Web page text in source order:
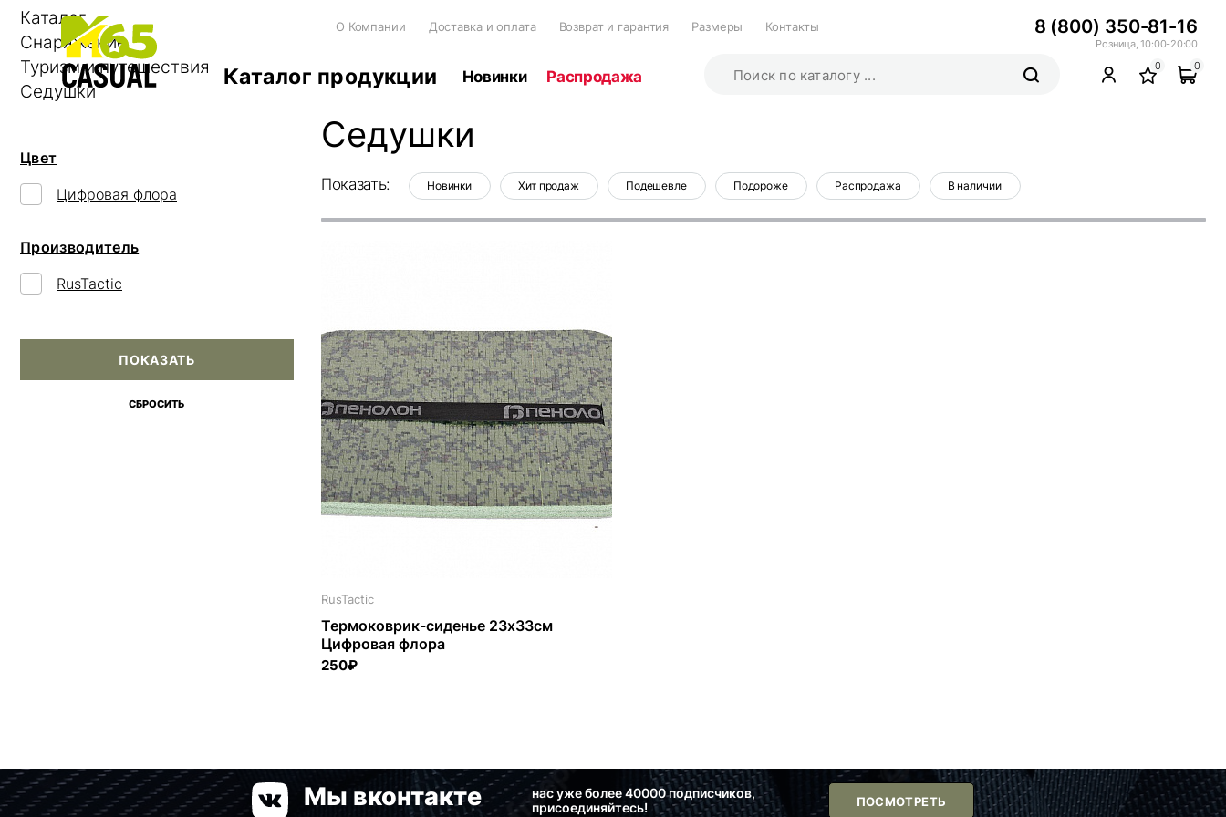
0 0
Каталог продукции Новинки Распродажа
О Компании Доставка и оплата Возврат и гарантия Размеры Контакты 8 (800) 350-81-16
Розница, 10:00-20:00
Каталог
Снаряжение
Туризм и путешествия
Седушки
Цвет
Цифровая флора
Производитель
RusTactic
Седушки
Показать: Новинки Хит продаж Подешевле Подороже Распродажа В наличии
RusTactic
Термоковрик-сиденье 23х33см
Цифровая флора
250₽
Мы вконтакте
нас уже более 40000 подписчиков,
присоединяйтесь!
ПОСМОТРЕТЬ